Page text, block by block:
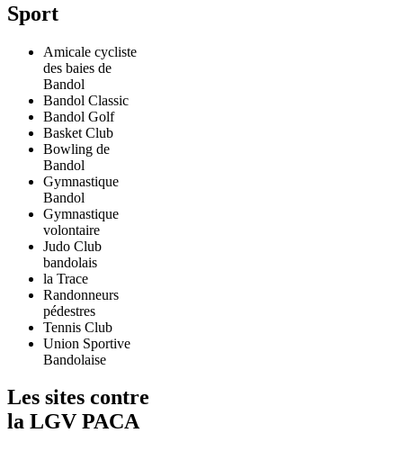
Sport
Amicale cycliste
des baies de
Bandol
Bandol Classic
Bandol Golf
Basket Club
Bowling de
Bandol
Gymnastique
Bandol
Gymnastique
volontaire
Judo Club
bandolais
la Trace
Randonneurs
pédestres
Tennis Club
Union Sportive
Bandolaise
Les sites contre
la LGV PACA